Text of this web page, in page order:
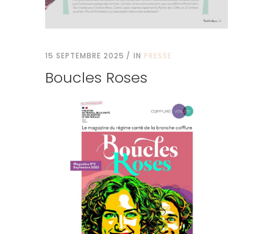
15 SEPTEMBRE 2025 IN PRESSE
Boucles Roses